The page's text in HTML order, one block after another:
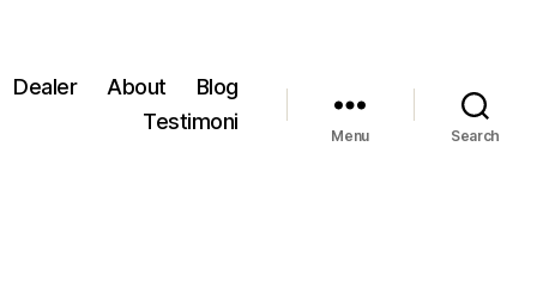
Dealer About
Blog
Testimoni
Menu Search